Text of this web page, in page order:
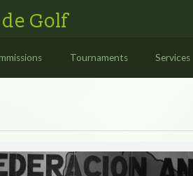
Golf
Tournaments Services